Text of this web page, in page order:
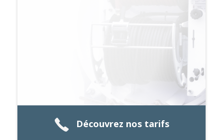
Découvrez nos tarifs